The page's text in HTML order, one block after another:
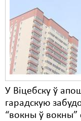
У Віцебску ў
гарадскую
“вокны ў вокны”
Карная псыхіятрыя
КПЧ ААН
Культурныя правы
ЛПП
Мігранты
Мірныя сходы